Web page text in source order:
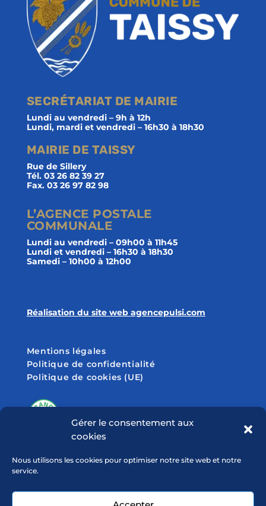
Gérer le consentement aux
cookies
Nous utilisons les cookies pour optimiser notre site web et notre
service.
SECRÉTARIAT DE MAIRIE
Lundi au vendredi – 9h à 12h
Lundi, mardi et vendredi – 16h30 à 18h30
MAIRIE DE TAISSY
Rue de Sillery
Tél. 03 26 82 39 27
Fax. 03 26 97 82 98
L’AGENCE POSTALE
COMMUNALE
Lundi au vendredi – 09h00 à 11h45
Lundi et vendredi – 16h30 à 18h30
Samedi – 10h00 à 12h00
Réalisation du site web agencepulsi.com
Mentions légales
Politique de confidentialité
Politique de cookies (UE)
SUIVEZ-NOUS SUR